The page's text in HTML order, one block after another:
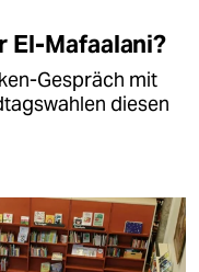
El-Mafaalani?
Gespräch mit
diesen